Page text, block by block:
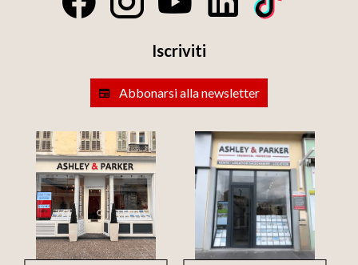
Iscriviti
Abbonarsi alla newsletter